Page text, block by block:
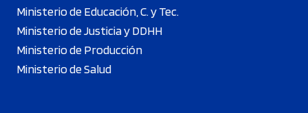
Ministerio de Educación, C. y Tec.
Ministerio de Justicia y DDHH
Ministerio de Producción
Ministerio de Salud